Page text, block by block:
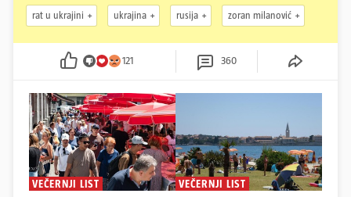
rat u ukrajini ukrajina rusija zoran milanović
121 360